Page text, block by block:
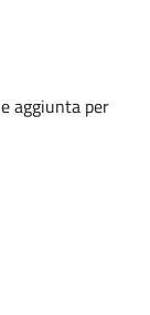
aggiunta per